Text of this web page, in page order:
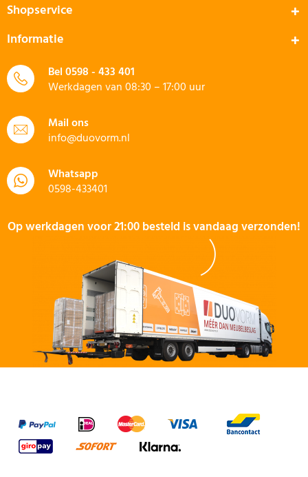
Shopservice
Informatie
Bel0598 - 433 401
Werkdagen van 08:30 – 17:00 uur
Mail ons
info@duovorm.nl
Whatsapp
0598-433401
Op werkdagen voor 21:00 besteld is vandaag verzonden!